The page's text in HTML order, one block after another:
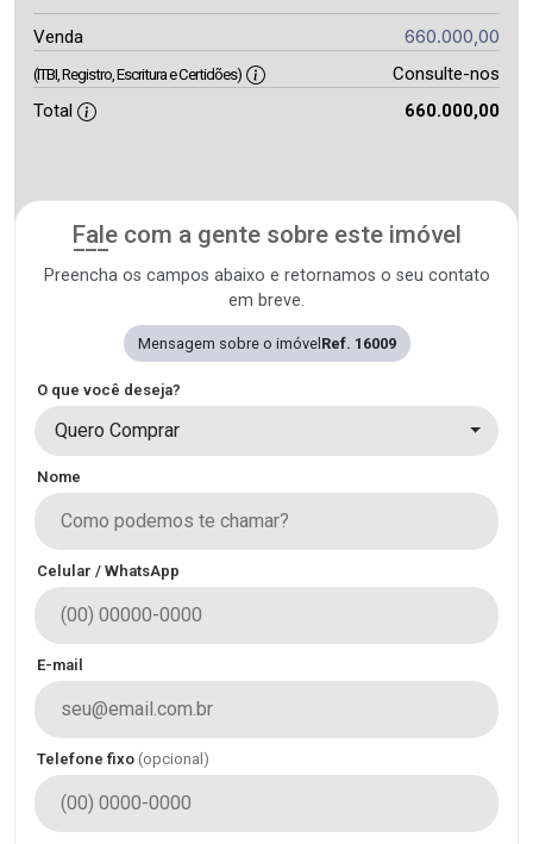
Venda 660.000,00
(ITBI, Registro, Escritura e Certidões)
Consulte-nos
Total
660.000,00
Fale com a gente sobre este imóvel
Preencha os campos abaixo e retornamos o seu contato
em breve.
Mensagem sobre o imóvel Ref. 16009
O que você deseja?
Quero Comprar
Nome
Celular / WhatsApp
E-mail
Telefone fixo (opcional)